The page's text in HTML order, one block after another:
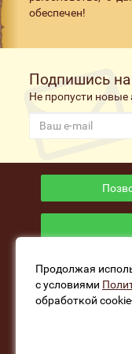
обеспечен!
Подпишись
Не пропусти новые
www.fishers-
Продолжая
с условиями
обработкой